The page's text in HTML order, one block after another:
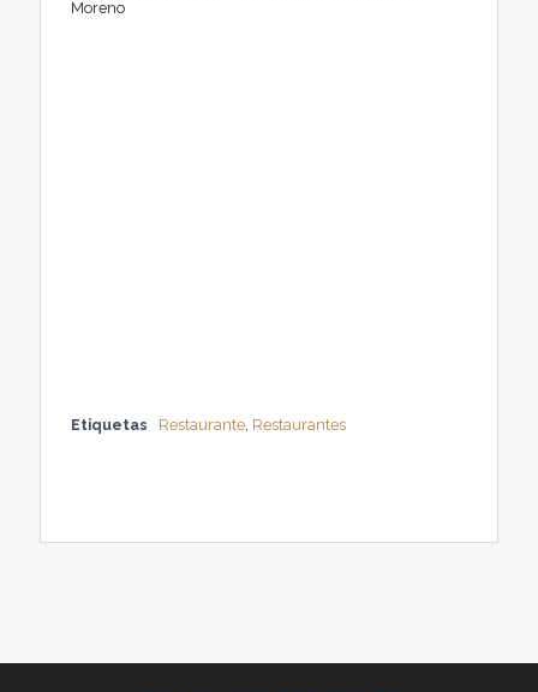
Moreno
Etiquetas Restaurante, Restaurantes